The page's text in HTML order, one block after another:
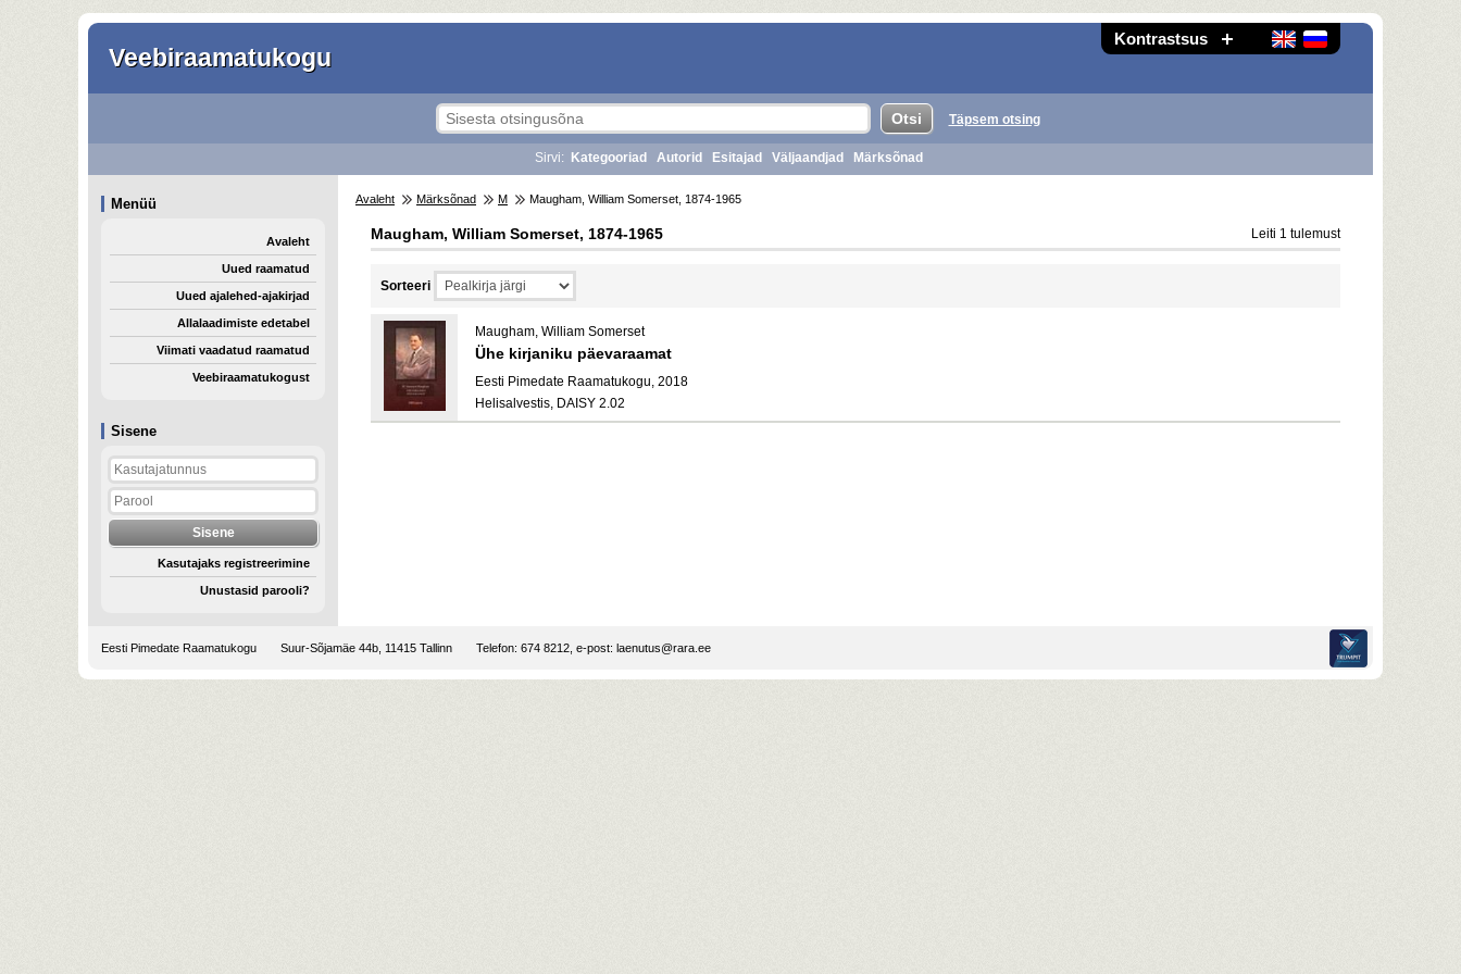
Kontrastsus
Veebiraamatukogu
Sisene
Kasutajaks registreerimine
Unustasid parooli?
Täpsem otsing
Sirvi: Kategooriad Autorid Esitajad Väljaandjad Märksõnad
Menüü
Avaleht
Uued raamatud
Uued ajalehed-ajakirjad
Allalaadimiste edetabel
Viimati vaadatud raamatud
Veebiraamatukogust
Avaleht Märksõnad M Maugham, William Somerset, 1874-1965
Maugham, William Somerset, 1874-1965 Leiti 1 tulemust
Sorteeri
Maugham, William Somerset
Ühe kirjaniku päevaraamat
Eesti Pimedate Raamatukogu, 2018
Helisalvestis, DAISY 2.02
Eesti Pimedate Raamatukogu Suur-Sõjamäe 44b, 11415 Tallinn Telefon: 674 8212, e-post: laenutus@rara.ee